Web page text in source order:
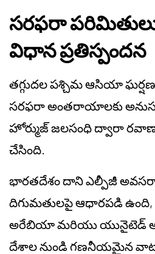
సరఫరా
విధాన ప్రతిస్పందన
తగ్గుదల పశ్చిమ ఆసియా
సరఫరా అంతరాయాలకు
హోర్ముజ్ జలసంధి ద్వారా
చేసింది.
భారతదేశం దాని ఎల్పీజీ
దిగుమతులపై ఆధారపడి
అరేబియా మరియు యునైటెడ్
దేశాల నుండి గణనీయమైన